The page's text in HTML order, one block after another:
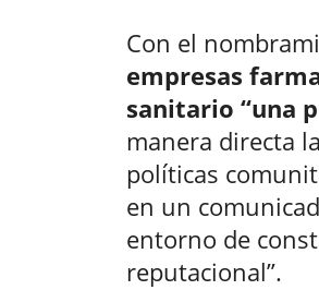
Con el
empresas
sanitario “una
manera directa
políticas
en un
entorno de
reputacional”.